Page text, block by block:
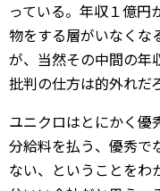
っている。年収１億円
物をする層がいなくな
が、当然その中間の年
批判の仕方は的外れだ
ユニクロはとにかく優
分給料を払う、優秀で
ない、ということをわ